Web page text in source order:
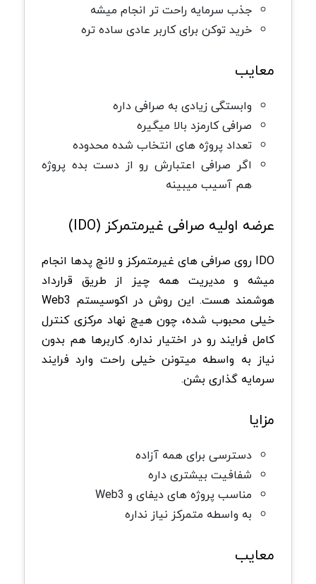
جذب سرمایه راحت تر انجام میشه
خرید توکن برای کاربر عادی ساده تره
معایب
وابستگی زیادی به صرافی داره
صرافی کارمزد بالا میگیره
تعداد پروژه های انتخاب شده محدوده
اگر صرافی اعتبارش رو از دست بده پروژه
هم آسیب میبینه
عرضه اولیه صرافی غیرمتمرکز (IDO)
IDO روی صرافی های غیرمتمرکز و لانچ پدها انجام
میشه و مدیریت همه چیز از طریق قرارداد
هوشمند هست. این روش در اکوسیستم Web3
خیلی محبوب شده، چون هیچ نهاد مرکزی کنترل
کامل فرایند رو در اختیار نداره. کاربرها هم بدون
نیاز به واسطه میتونن خیلی راحت وارد فرایند
سرمایه گذاری بشن.
مزایا
دسترسی برای همه آزاده
شفافیت بیشتری داره
مناسب پروژه های دیفای و Web3
به واسطه متمرکز نیاز نداره
معایب